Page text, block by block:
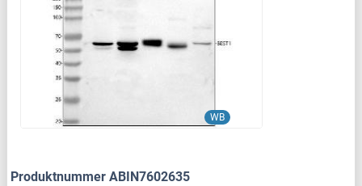
WB
Produktnummer ABIN7602635